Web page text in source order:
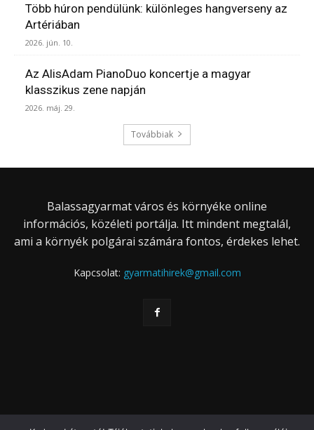
Több húron pendülünk: különleges hangverseny az
Artériában
2026. jún. 10.
Az AlisAdam PianoDuo koncertje a magyar
klasszikus zene napján
2026. máj. 29.
Továbbiak
Balassagyarmat város és környéke online
információs, közéleti portálja. Itt mindent megtalál,
ami a környék polgárai számára fontos, érdekes lehet.
Kapcsolat: gyarmatihirek@gmail.com